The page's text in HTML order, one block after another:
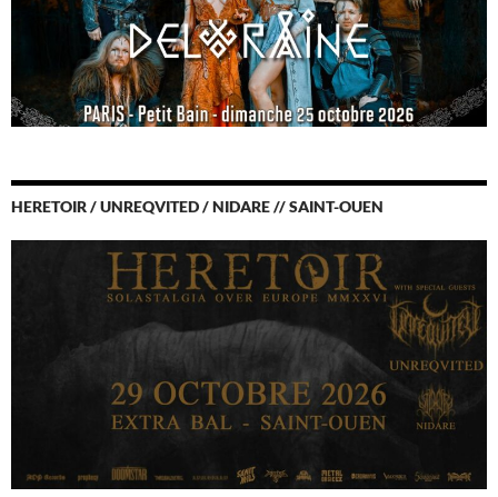
HERETOIR / UNREQVITED / NIDARE // SAINT-OUEN